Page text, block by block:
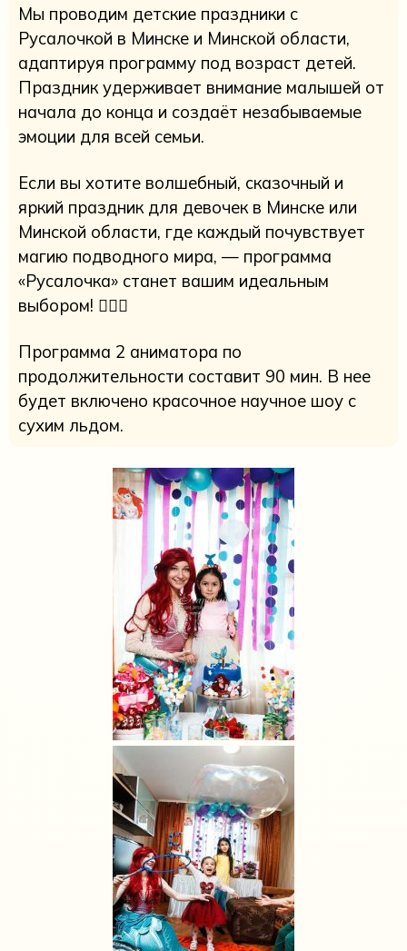
Мы проводим детские праздники с
Русалочкой в Минске и Минской области,
адаптируя программу под возраст детей.
Праздник удерживает внимание малышей от
начала до конца и создаёт незабываемые
эмоции для всей семьи.
Если вы хотите волшебный, сказочный и
яркий праздник для девочек в Минске или
Минской области, где каждый почувствует
магию подводного мира, — программа
«Русалочка» станет вашим идеальным
выбором! 🧜‍♀️✨
Программа 2 аниматора по
продолжительности составит 90 мин. В нее
будет включено красочное научное шоу с
сухим льдом.